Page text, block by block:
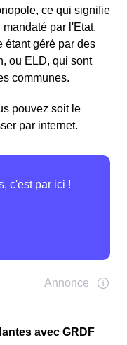
ce qui signifie
par l'Etat,
étant géré par des
ou ELD, qui sont
communes.
pouvez soit le
par internet.
avec GRDF